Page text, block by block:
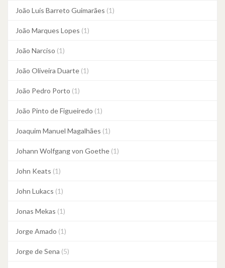
João Luís Barreto Guimarães (1)
João Marques Lopes (1)
João Narciso (1)
João Oliveira Duarte (1)
João Pedro Porto (1)
João Pinto de Figueiredo (1)
Joaquim Manuel Magalhães (1)
Johann Wolfgang von Goethe (1)
John Keats (1)
John Lukacs (1)
Jonas Mekas (1)
Jorge Amado (1)
Jorge de Sena (5)